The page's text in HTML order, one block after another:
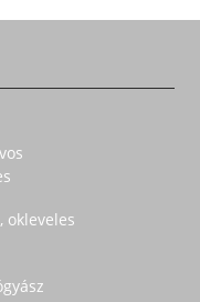
okleveles